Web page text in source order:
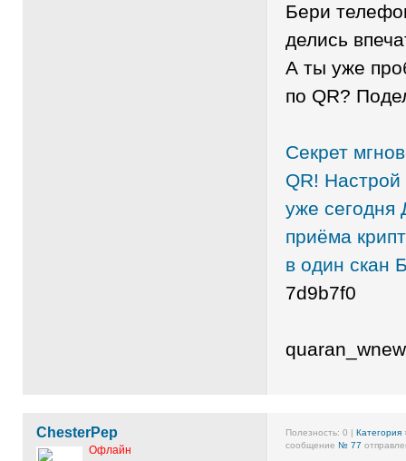
Бери
делись
А ты уже
по QR?
Секрет
QR! Настрой
уже сегодня
приёма
в один скан
7d9b7f0
ChesterPep
Офлайн
Полезность: 0 | Категория
сообщение № 77